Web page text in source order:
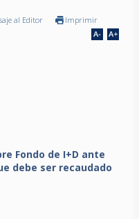
al Editor Imprimir
Fondo de I+D ante
debe ser recaudado